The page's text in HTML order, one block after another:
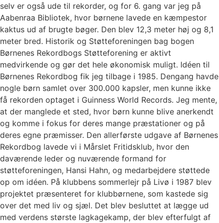
selv er også ude til rekorder, og for 6. gang var jeg på
Aabenraa Bibliotek, hvor børnene lavede en kæmpestor
kaktus ud af brugte bøger. Den blev 12,3 meter høj og 8,1
meter bred. Historik og Støtteforeningen bag bogen
Børnenes Rekordbogs Støtteforening er aktivt
medvirkende og gør det hele økonomisk muligt. Idéen til
Børnenes Rekordbog fik jeg tilbage i 1985. Dengang havde
nogle børn samlet over 300.000 kapsler, men kunne ikke
få rekorden optaget i Guinness World Records. Jeg mente,
at der manglede et sted, hvor børn kunne blive anerkendt
og komme i fokus for deres mange præstationer og på
deres egne præmisser. Den allerførste udgave af Børnenes
Rekordbog lavede vi i Mårslet Fritidsklub, hvor den
daværende leder og nuværende formand for
støtteforeningen, Hansi Hahn, og medarbejdere støttede
op om idéen. På klubbens sommerlejr på Livø i 1987 blev
projektet præsenteret for klubbørnene, som kastede sig
over det med liv og sjæl. Det blev besluttet at lægge ud
med verdens største lagkagekamp, der blev efterfulgt af